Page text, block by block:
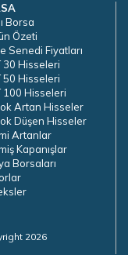
Borsa
Özeti
Senedi Fiyatları
30 Hisseleri
50 Hisseleri
100 Hisseleri
Artan Hisseler
Düşen Hisseler
Artanlar
Kapanışlar
Borsaları
2026